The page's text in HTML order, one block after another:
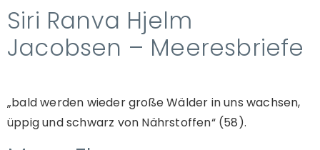
Siri Ranva Hjelm
Jacobsen – Meeresbriefe
„bald werden wieder große Wälder in uns wachsen,
üppig und schwarz von Nährstoffen“ (58).